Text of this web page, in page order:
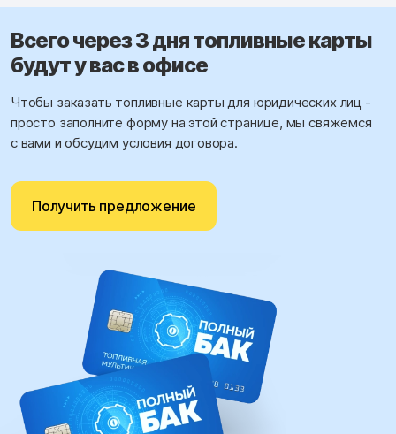
Всего через 3 дня топливные карты
будут у вас в офисе
Чтобы заказать топливные карты для юридических лиц -
просто заполните форму на этой странице, мы свяжемся
с вами и обсудим условия договора.
Получить предложение